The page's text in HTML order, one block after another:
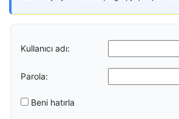
Kullanıcı adı:
Parola:
Beni hatırla